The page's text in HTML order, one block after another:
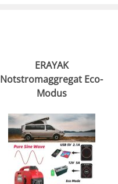
ERAYAK
Notstromaggregat Eco-
Modus